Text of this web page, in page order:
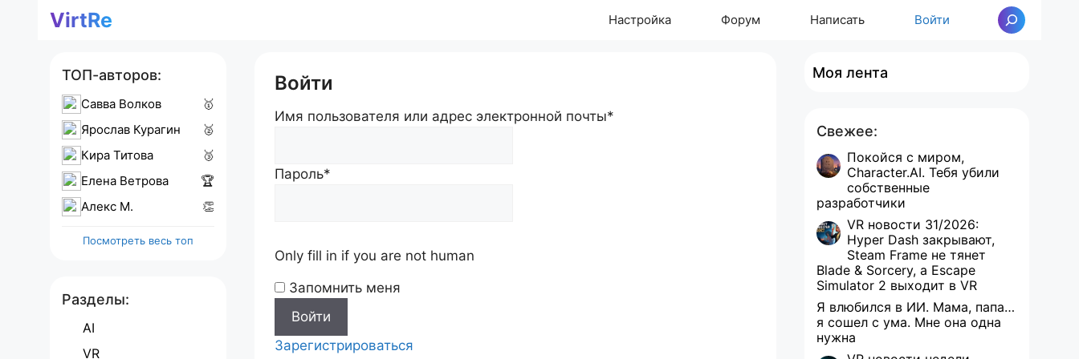
ПерейтиVirtRe Настройка Форум Написать Войти Поиск
Войти
Имя пользователя или адрес электронной почты*
Пароль*
Only fill in if you are not human
Запомнить меня
Зарегистрироваться
ТОП-авторов:
Савва Волков
🥇
Ярослав Курагин
🥈
Кира Титова
🥉
Елена Ветрова
🏆
Алекс M.
👏
Посмотреть весь топ
Разделы:
AI
VR
Моя лента
Свежее:
Покойся с миром,
Character.AI. Тебя убили
собственные
разработчики
VR новости 31/2026:
Hyper Dash закрывают,
Steam Frame не тянет
Blade & Sorcery, а Escape
Simulator 2 выходит в VR
Я влюбился в ИИ. Мама, папа…
я сошел с ума. Мне она одна
нужна